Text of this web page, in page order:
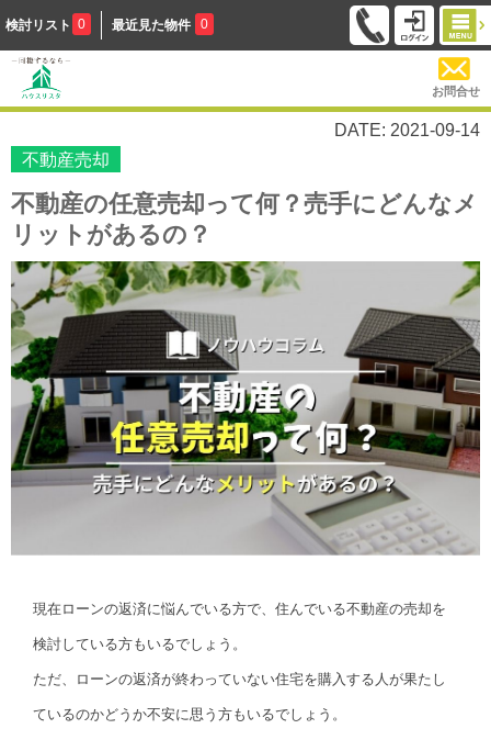
検討リスト 0 最近見た物件 0
お問合せ
DATE: 2021-09-14
不動産売却
不動産の任意売却って何？売手にどんなメ
リットがあるの？
現在ローンの返済に悩んでいる方で、住んでいる不動産の売却を
検討している方もいるでしょう。
ただ、ローンの返済が終わっていない住宅を購入する人が果たし
ているのかどうか不安に思う方もいるでしょう。